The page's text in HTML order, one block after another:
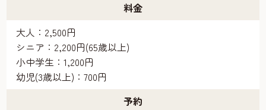
料金
大人：2,500円
シニア：2,200円(65歳以上)
小中学生：1,200円
幼児(3歳以上)：700円
予約